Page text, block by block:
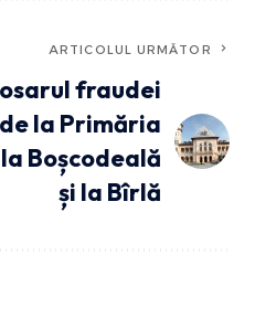
ARTICOLUL URMĂTOR
fraudei
la Primăria
Boșcodeală
și la Bîrlă